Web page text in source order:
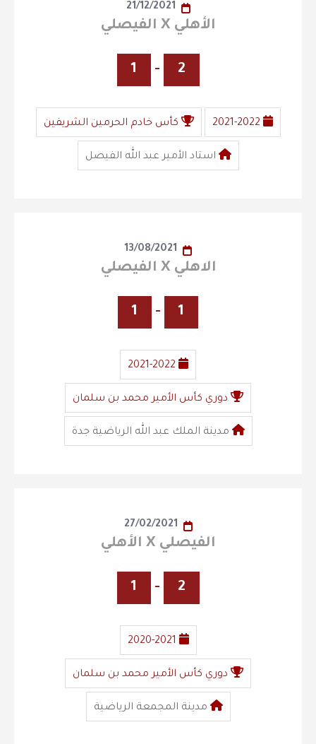
21/12/2021
الأهلي X الفيصلي
2
-
1
2021-2022 كأس خادم الحرمين الشريفين
استاد الأمير عبد الله الفيصل
13/08/2021
الاهلي X الفيصلي
1
-
1
2021-2022
دوري كأس الأمير محمد بن سلمان
مدينة الملك عبد الله الرياضية جدة
27/02/2021
الفيصلي X الأهلي
2
-
1
2020-2021
دوري كأس الأمير محمد بن سلمان
مدينة المجمعة الرياضية